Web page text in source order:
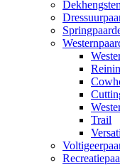
Dekhengsten
Trail